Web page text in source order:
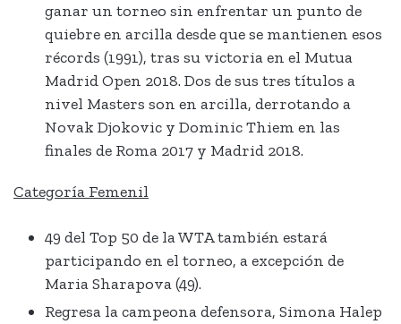
ganar un torneo sin enfrentar un punto de
quiebre en arcilla desde que se mantienen esos
récords (1991), tras su victoria en el Mutua
Madrid Open 2018. Dos de sus tres títulos a
nivel Masters son en arcilla, derrotando a
Novak Djokovic y Dominic Thiem en las
finales de Roma 2017 y Madrid 2018.
Categoría Femenil
49 del Top 50 de la WTA también estará
participando en el torneo, a excepción de
Maria Sharapova (49).
Regresa la campeona defensora, Simona Halep